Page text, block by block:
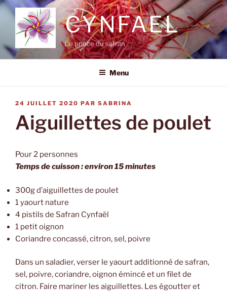
Aller
contenu
principal
CYNFAEL
Le prince du safran
Menu
PUBLIÉ
24 JUILLET 2020 PAR SABRINA
Aiguillettes de poulet
Pour 2 personnes
Temps de cuisson : environ 15 minutes
300g d’aiguillettes de poulet
1 yaourt nature
4 pistils de Safran Cynfaël
1 petit oignon
Coriandre concassé, citron, sel, poivre
Dans un saladier, verser le yaourt additionné de safran,
sel, poivre, coriandre, oignon émincé et un filet de
citron. Faire mariner les aiguillettes. Les égoutter et